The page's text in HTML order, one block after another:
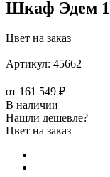
Шкаф Эдем
Цвет на заказ
Артикул: 45662
от 161 549 ₽
В наличии
Нашли дешевле?
Цвет на заказ